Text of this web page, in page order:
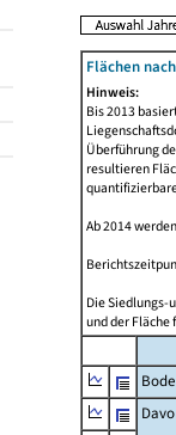
Flächen
Hinweis:
Bis 2013
Überführung
resultieren
Ab 2014
Die Siedlungs-
und der Fläche